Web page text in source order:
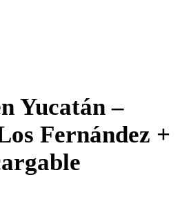
Yucatán –
Fernández +